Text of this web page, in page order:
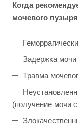
Когда
мочевого
Задержка мочи
Травма
(получение мочи